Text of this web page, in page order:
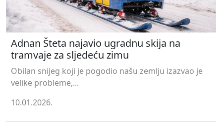
Adnan Šteta najavio ugradnu skija na
tramvaje za sljedeću zimu
Obilan snijeg koji je pogodio našu zemlju izazvao je
velike probleme,...
10.01.2026.